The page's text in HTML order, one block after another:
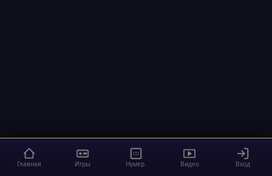
Главная Игры Нумер. Видео Вход